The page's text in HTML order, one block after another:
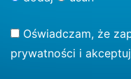
Oświadczam, że
prywatności i